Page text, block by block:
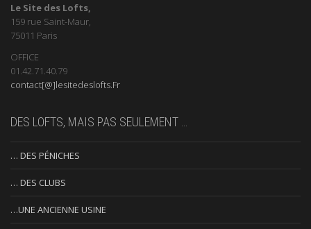
Le Site des Lofts,
159 rue Saint-Maur,
75011 Paris
OFFICE
01.42.71.40.79
contact[@]lesitedeslofts.Fr
DES LOFTS, MAIS PAS SEULEMENT …
… DES PÉNICHES
… DES CLUBS
…UNE ANCIENNE USINE